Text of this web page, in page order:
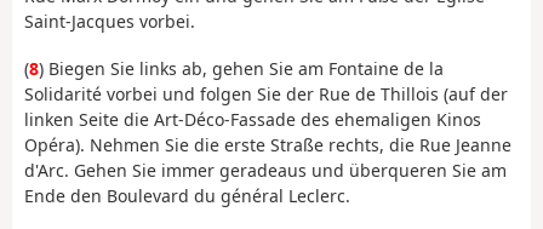
Saint-Jacques vorbei.
(8) Biegen Sie links ab, gehen Sie am Fontaine de la
Solidarité vorbei und folgen Sie der Rue de Thillois (auf der
linken Seite die Art-Déco-Fassade des ehemaligen Kinos
Opéra). Nehmen Sie die erste Straße rechts, die Rue Jeanne
d'Arc. Gehen Sie immer geradeaus und überqueren Sie am
Ende den Boulevard du général Leclerc.